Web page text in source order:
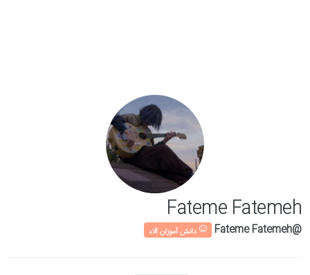
Fateme Fatemeh
@Fateme Fatemeh دانش آموزان آلاء